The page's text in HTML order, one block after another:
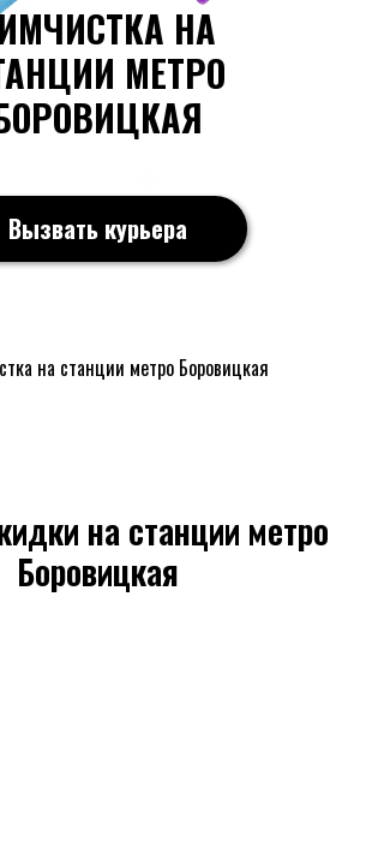
Вызвать курьера
НА
МЕТРО
на станции метро Боровицкая
на станции метро
Боровицкая